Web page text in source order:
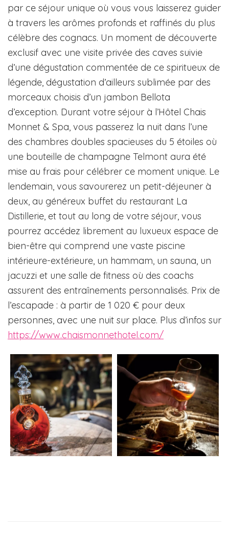
par ce séjour unique où vous vous laisserez guider
à travers les arômes profonds et raffinés du plus
célèbre des cognacs. Un moment de découverte
exclusif avec une visite privée des caves suivie
d’une dégustation commentée de ce spiritueux de
légende, dégustation d’ailleurs sublimée par des
morceaux choisis d’un jambon Bellota
d’exception. Durant votre séjour à l’Hôtel Chais
Monnet & Spa, vous passerez la nuit dans l’une
des chambres doubles spacieuses du 5 étoiles où
une bouteille de champagne Telmont aura été
mise au frais pour célébrer ce moment unique. Le
lendemain, vous savourerez un petit-déjeuner à
deux, au généreux buffet du restaurant La
Distillerie, et tout au long de votre séjour, vous
pourrez accédez librement au luxueux espace de
bien-être qui comprend une vaste piscine
intérieure-extérieure, un hammam, un sauna, un
jacuzzi et une salle de fitness où des coachs
assurent des entraînements personnalisés. Prix de
l’escapade : à partir de 1 020 € pour deux
personnes, avec une nuit sur place. Plus d’infos sur
https://www.chaismonnethotel.com/